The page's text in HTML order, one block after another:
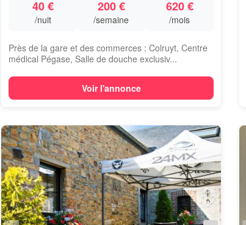
40 €
/nuit
200 €
/semaine
620 €
/mois
Près de la gare et des commerces : Colruyt, Centre
médical Pégase, Salle de douche exclusiv...
Voir l'annonce